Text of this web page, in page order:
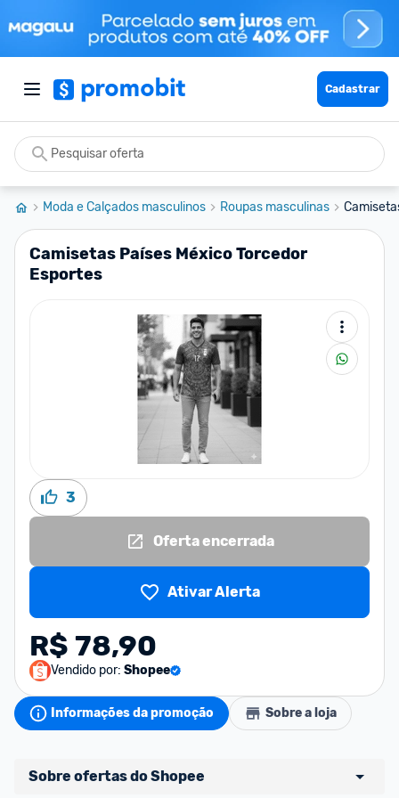
Cadastrar
Moda e Calçados masculinos Roupas masculinas
Camisetas Países México Torcedor
Esportes
3
Oferta encerrada
Ativar Alerta
R$ 78,90
Vendido por: Shopee
Informações da promoção Sobre a loja
Sobre ofertas do Shopee